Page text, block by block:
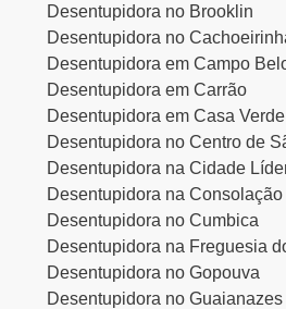
Desentupidora no Brooklin
Desentupidora no
Desentupidora em Campo
Desentupidora em Carrão
Desentupidora em Casa Verde
Desentupidora no Centro de
Desentupidora na Cidade
Desentupidora na Consolação
Desentupidora no Cumbica
Desentupidora na Freguesia
Desentupidora no Gopouva
Desentupidora no Guaianazes